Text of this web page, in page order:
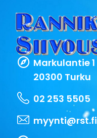
Markulantie 1
20300 Turku
02 253 5505
myynti@rst.fi